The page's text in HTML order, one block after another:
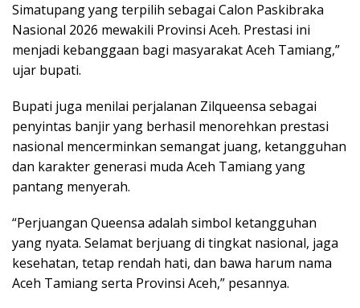
Simatupang yang terpilih sebagai Calon Paskibraka
Nasional 2026 mewakili Provinsi Aceh. Prestasi ini
menjadi kebanggaan bagi masyarakat Aceh Tamiang,”
ujar bupati.
Bupati juga menilai perjalanan Zilqueensa sebagai
penyintas banjir yang berhasil menorehkan prestasi
nasional mencerminkan semangat juang, ketangguhan
dan karakter generasi muda Aceh Tamiang yang
pantang menyerah.
“Perjuangan Queensa adalah simbol ketangguhan
yang nyata. Selamat berjuang di tingkat nasional, jaga
kesehatan, tetap rendah hati, dan bawa harum nama
Aceh Tamiang serta Provinsi Aceh,” pesannya.